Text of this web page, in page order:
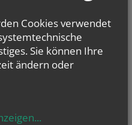
Cookies verwendet
Sie können Ihre
ändern oder
...